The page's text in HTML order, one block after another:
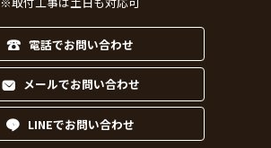
電話でお問い合わせ
メールでお問い合わせ
LINEでお問い合わせ